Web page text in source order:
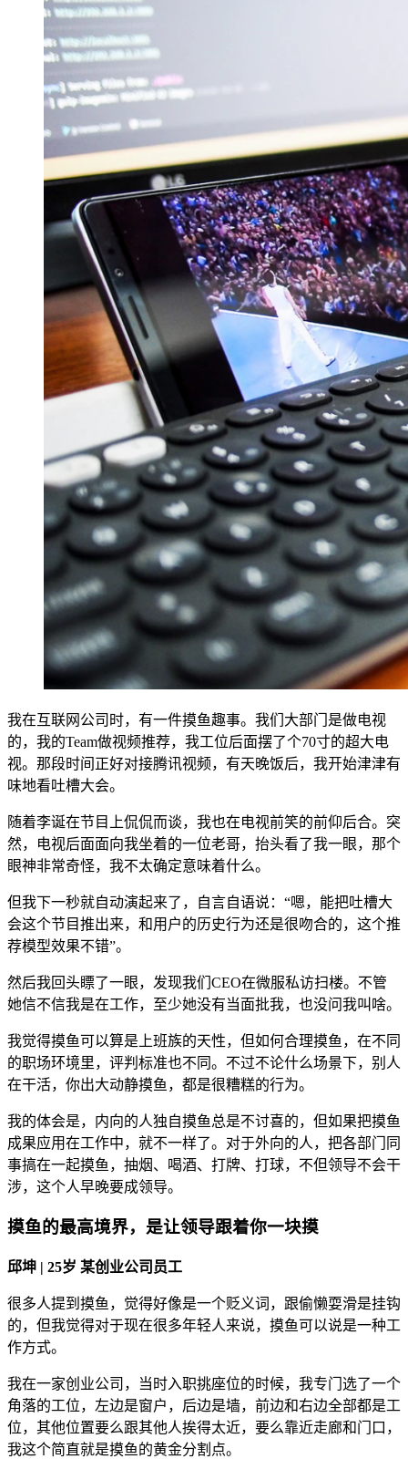
我在互联网公司时，有一件摸鱼趣事。我们大部门是做电视
的，我的Team做视频推荐，我工位后面摆了个70寸的超大电
视。那段时间正好对接腾讯视频，有天晚饭后，我开始津津有
味地看吐槽大会。
随着李诞在节目上侃侃而谈，我也在电视前笑的前仰后合。突
然，电视后面面向我坐着的一位老哥，抬头看了我一眼，那个
眼神非常奇怪，我不太确定意味着什么。
但我下一秒就自动演起来了，自言自语说：“嗯，能把吐槽大
会这个节目推出来，和用户的历史行为还是很吻合的，这个推
荐模型效果不错”。
然后我回头瞟了一眼，发现我们CEO在微服私访扫楼。不管
她信不信我是在工作，至少她没有当面批我，也没问我叫啥。
我觉得摸鱼可以算是上班族的天性，但如何合理摸鱼，在不同
的职场环境里，评判标准也不同。不过不论什么场景下，别人
在干活，你出大动静摸鱼，都是很糟糕的行为。
我的体会是，内向的人独自摸鱼总是不讨喜的，但如果把摸鱼
成果应用在工作中，就不一样了。对于外向的人，把各部门同
事搞在一起摸鱼，抽烟、喝酒、打牌、打球，不但领导不会干
涉，这个人早晚要成领导。
摸鱼的最高境界，是让领导跟着你一块摸
邱坤 | 25岁 某创业公司员工
很多人提到摸鱼，觉得好像是一个贬义词，跟偷懒耍滑是挂钩
的，但我觉得对于现在很多年轻人来说，摸鱼可以说是一种工
作方式。
我在一家创业公司，当时入职挑座位的时候，我专门选了一个
角落的工位，左边是窗户，后边是墙，前边和右边全部都是工
位，其他位置要么跟其他人挨得太近，要么靠近走廊和门口，
我这个简直就是摸鱼的黄金分割点。